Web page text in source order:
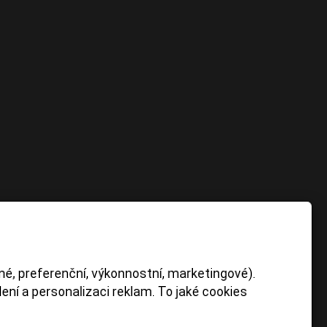
preferenční, výkonnostní, marketingové).
a personalizaci reklam. To jaké cookies